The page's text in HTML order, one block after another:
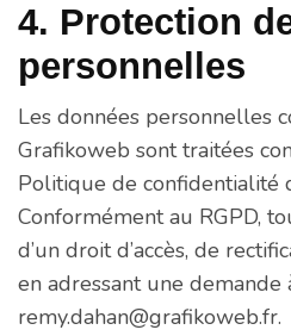
4. Protection
personnelles
Les données personnelles
Grafikoweb sont traitées
Politique de confidentialité
Conformément au RGPD,
d’un droit d’accès, de
en adressant une demande
remy.dahan@grafikoweb.fr.